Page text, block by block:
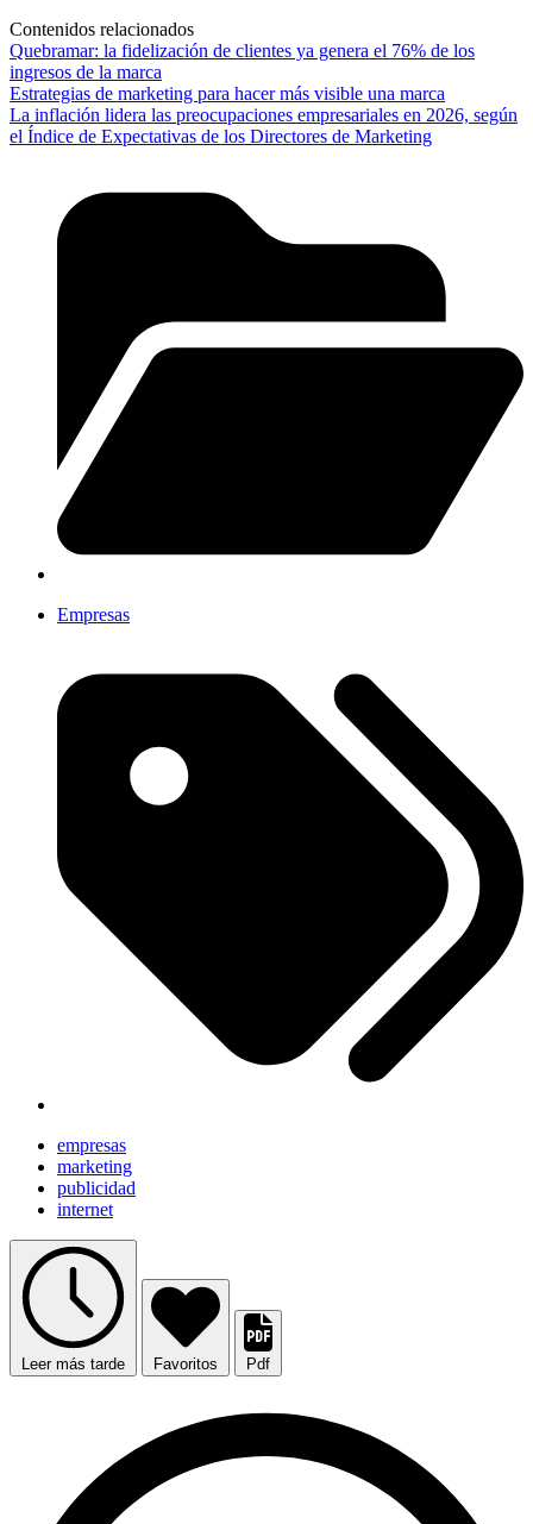
Contenidos relacionados
Quebramar: la fidelización de clientes ya genera el 76% de los
ingresos de la marca
Estrategias de marketing para hacer más visible una marca
La inflación lidera las preocupaciones empresariales en 2026, según
el Índice de Expectativas de los Directores de Marketing
Empresas
empresas
marketing
publicidad
internet
Leer más tarde Favoritos Pdf